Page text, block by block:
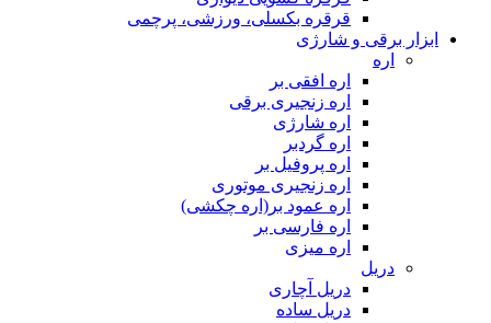
قرقره بکسلی، ورزشی، پرچمی
ابزار برقی و شارژی
اره
اره افقی بر
اره زنجیری برقی
اره شارژی
اره گردبر
اره پروفیل بر
اره زنجیری موتوری
اره عمود بر(اره چکشی)
اره فارسی بر
اره میزی
دریل
دریل آچاری
دریل ساده